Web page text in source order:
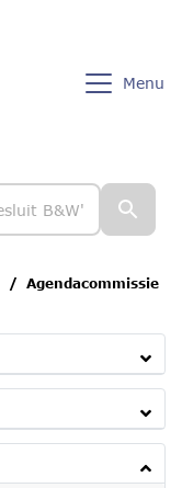
Menu
Agendacommissie